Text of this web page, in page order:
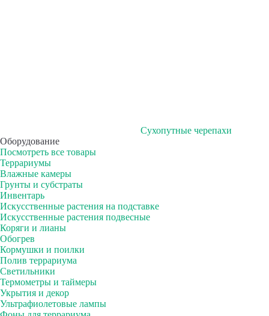
Сухопутные черепахи
Оборудование
Посмотреть все товары
Террариумы
Влажные камеры
Грунты и субстраты
Инвентарь
Искусственные растения на подставке
Искусственные растения подвесные
Коряги и лианы
Обогрев
Кормушки и поилки
Полив террариума
Светильники
Термометры и таймеры
Укрытия и декор
Ультрафиолетовые лампы